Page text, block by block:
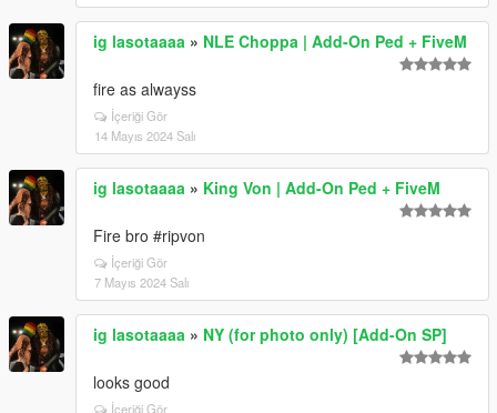
ig lasotaaaa » NLE Choppa | Add-On Ped + FiveM
fire as alwayss
İçeriği Gör
14 Mayıs 2024 Salı
ig lasotaaaa » King Von | Add-On Ped + FiveM
Fire bro #ripvon
İçeriği Gör
7 Mayıs 2024 Salı
ig lasotaaaa » NY (for photo only) [Add-On SP]
looks good
İçeriği Gör